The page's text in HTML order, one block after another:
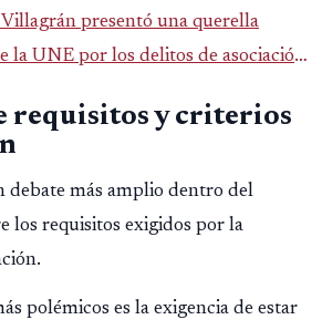
presentó una querella
la UNE por los delitos de asociación
requisitos y criterios
debate más amplio dentro del
los requisitos exigidos por la
polémicos es la exigencia de estar